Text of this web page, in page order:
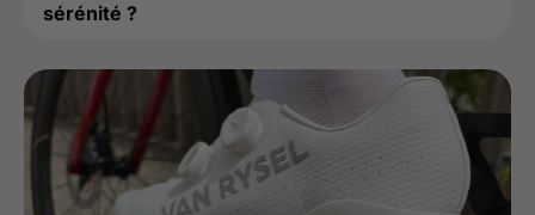
sérénité ?